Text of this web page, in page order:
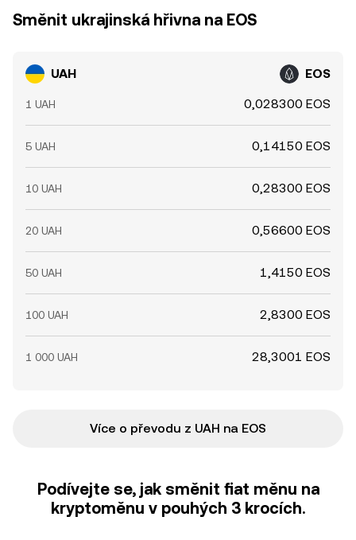
Směnit ukrajinská hřivna na EOS
UAH EOS
1 UAH 0,028300 EOS
5 UAH 0,14150 EOS
10 UAH 0,28300 EOS
20 UAH 0,56600 EOS
50 UAH 1,4150 EOS
100 UAH 2,8300 EOS
1 000 UAH 28,3001 EOS
Více o převodu z UAH na EOS
Podívejte se, jak směnit fiat měnu na
kryptoměnu v pouhých 3 krocích.